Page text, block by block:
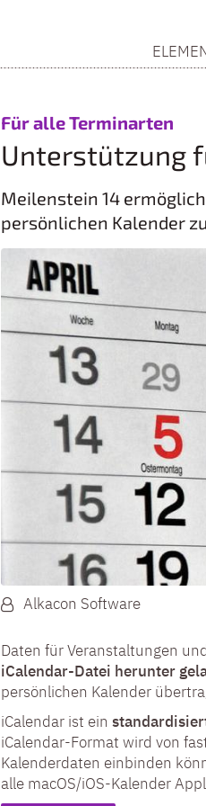
Für alle Terminarten
Unterstützung
Meilenstein 14
persönlichen Kalender
Von:Alkacon Software
Daten für Veranstaltungen
iCalendar-Datei herunter
persönlichen Kalender
iCalendar ist ein
iCalendar-Format wird von
Kalenderdaten einbinden
alle macOS/iOS-Kalender